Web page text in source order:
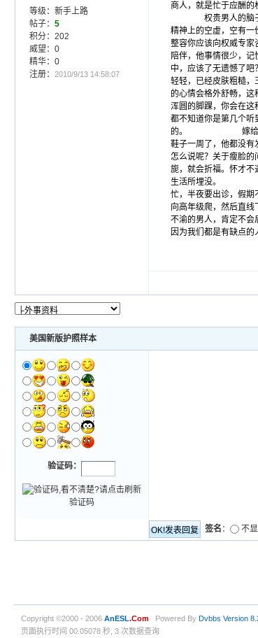
等级：新手上路
帖子： 5
积分：202
威望：0
精华：0
注册：
2010/9/13 14:58:07
商人，就是忙于应酬的
权贵男人的脑子里充
精神上的空虚，空
整容你应该向权威专
陪伴，他事情很少，
中，应该了无遗憾了
轻轻，已经皮肤粗糙，
的心情会格外舒畅，
浑圆的脚踝，你会在这
都不知道你是第几个听
的。 嫁给朴实拙讷
鞋子一周了，他都
怎么说呢？关于瘦脸的
旎，就会折福。怀才不
生活所埋没。 嫁给
忙，半夜要出诊，假
向高年级爬，然后直
不渝的男人，肯定不会
因为我们都是有缺点的
美国新版护照样本
验证码：
签名 ： 不
Copyright ©2000 - 2006AnESL.Com Powered ByDvbbs Version
页面执行时间 00.05078 秒, 3 次数据查询